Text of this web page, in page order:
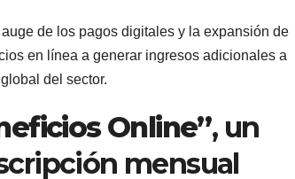
de los pagos digitales y la expansión de
en línea a generar ingresos adicionales a
del sector.
Online”, un
mensual